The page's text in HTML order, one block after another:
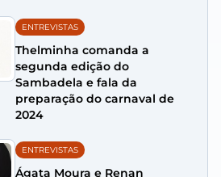
ENTREVISTAS
Thelminha comanda a
segunda edição do
Sambadela e fala da
preparação do carnaval de
2024
ENTREVISTAS
Ágata Moura e Renan